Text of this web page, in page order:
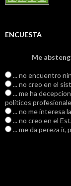
ENCUESTA
Me
... no encuentro
... no creo en el
... me ha
políticos
... no me interesa
... no creo en el
... me da pereza